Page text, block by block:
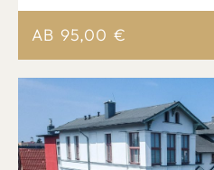
AB 95,00 €